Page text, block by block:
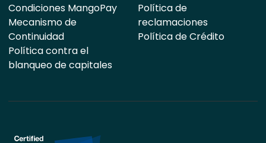
Condiciones MangoPay
Mecanismo de
Continuidad
Política contra el
blanqueo de capitales
Política de
reclamaciones
Política de Crédito